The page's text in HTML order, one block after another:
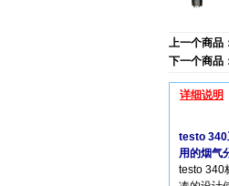
上一个商品
下一个商品
详细说明
testo 340
用的烟气
testo 340